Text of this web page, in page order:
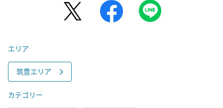
エリア
筑豊エリア
カテゴリー